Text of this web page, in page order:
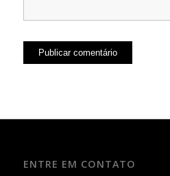
ENTRE EM CONTATO